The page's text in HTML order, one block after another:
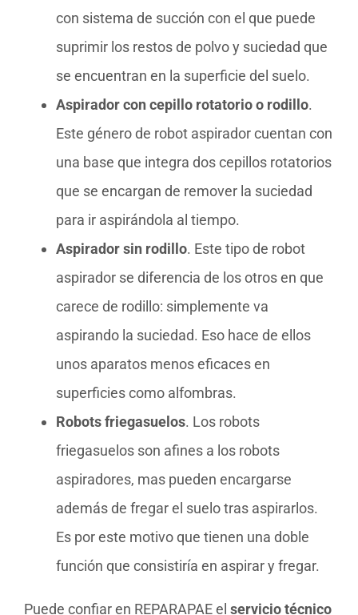
con sistema de succión con el que puede
suprimir los restos de polvo y suciedad que
se encuentran en la superficie del suelo.
Aspirador con cepillo rotatorio o rodillo.
Este género de robot aspirador cuentan con
una base que integra dos cepillos rotatorios
que se encargan de remover la suciedad
para ir aspirándola al tiempo.
Aspirador sin rodillo. Este tipo de robot
aspirador se diferencia de los otros en que
carece de rodillo: simplemente va
aspirando la suciedad. Eso hace de ellos
unos aparatos menos eficaces en
superficies como alfombras.
Robots friegasuelos. Los robots
friegasuelos son afines a los robots
aspiradores, mas pueden encargarse
además de fregar el suelo tras aspirarlos.
Es por este motivo que tienen una doble
función que consistiría en aspirar y fregar.
Puede confiar en REPARAPAE el servicio técnico